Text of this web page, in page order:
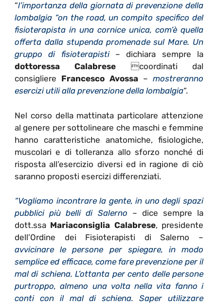
“l’importanza della giornata di prevenzione della
lombalgia “on the road, un compito specifico del
fisioterapista in una cornice unica, com’è quella
offerta dalla stupenda promenade sul Mare. Un
gruppo di fisioterapisti– dichiara sempre la
dottoressa Calabrese coordinati dal
consigliere Francesco Avossa – mostreranno
esercizi utili alla prevenzione della lombalgia“.
Nel corso della mattinata particolare attenzione
al genere per sottolineare che maschi e femmine
hanno caratteristiche anatomiche, fisiologiche,
muscolari e di tolleranza allo sforzo nonché di
risposta all’esercizio diversi ed in ragione di ciò
saranno proposti esercizi differenziati.
“Vogliamo incontrare la gente, in uno degli spazi
pubblici più belli di Salerno – dice sempre la
dott.ssa Mariaconsiglia Calabrese, presidente
dell’Ordine dei Fisioterapisti di Salerno –
avvicinare le persone per spiegare, in modo
semplice ed efficace, come fare prevenzione per il
mal di schiena. L’ottanta per cento delle persone
purtroppo, almeno una volta nella vita fanno i
conti con il mal di schiena. Saper utilizzare